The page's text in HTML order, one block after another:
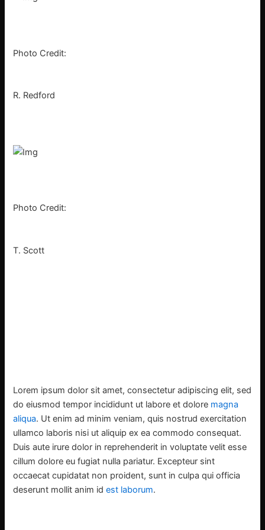
Photo Credit:
R. Redford
Photo Credit:
T. Scott
Lorem ipsum dolor sit amet, consectetur adipiscing elit, sed
do eiusmod tempor incididunt ut labore et dolore magna
aliqua. Ut enim ad minim veniam, quis nostrud exercitation
ullamco laboris nisi ut aliquip ex ea commodo consequat.
Duis aute irure dolor in reprehenderit in voluptate velit esse
cillum dolore eu fugiat nulla pariatur. Excepteur sint
occaecat cupidatat non proident, sunt in culpa qui officia
deserunt mollit anim idest laborum.